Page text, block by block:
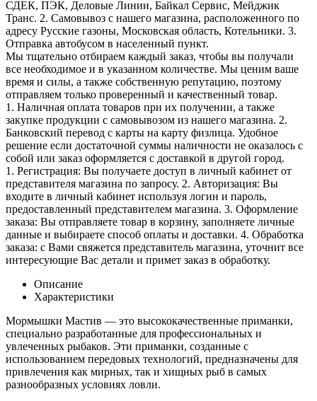
СДЕК, ПЭК, Деловые Линии, Байкал Сервис, Мейджик
Транс. 2. Самовывоз с нашего магазина, расположенного по
адресу Русские газоны, Московская область, Котельники. 3.
Отправка автобусом в населенный пункт.
Мы тщательно отбираем каждый заказ, чтобы вы получали
все необходимое и в указанном количестве. Мы ценим ваше
время и силы, а также собственную репутацию, поэтому
отправляем только проверенный и качественный товар.
1. Наличная оплата товаров при их получении, а также
закупке продукции с самовывозом из нашего магазина. 2.
Банковский перевод с карты на карту физлица. Удобное
решение если достаточной суммы наличности не оказалось с
собой или заказ оформляется с доставкой в другой город.
1. Регистрация: Вы получаете доступ в личный кабинет от
представителя магазина по запросу. 2. Авторизация: Вы
входите в личный кабинет используя логин и пароль,
предоставленный представителем магазина. 3. Оформление
заказа: Вы отправляете товар в корзину, заполняете личные
данные и выбираете способ оплаты и доставки. 4. Обработка
заказа: с Вами свяжется представитель магазина, уточнит все
интересующие Вас детали и примет заказ в обработку.
Описание
Характеристики
Мормышки Мастив — это высококачественные приманки,
специально разработанные для профессиональных и
увлеченных рыбаков. Эти приманки, созданные с
использованием передовых технологий, предназначены для
привлечения как мирных, так и хищных рыб в самых
разнообразных условиях ловли.